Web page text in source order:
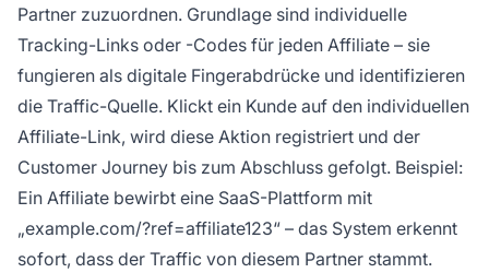
Partner zuzuordnen. Grundlage sind individuelle
Tracking-Links oder -Codes für jeden Affiliate – sie
fungieren als digitale Fingerabdrücke und identifizieren
die Traffic-Quelle. Klickt ein Kunde auf den individuellen
Affiliate-Link, wird diese Aktion registriert und der
Customer Journey bis zum Abschluss gefolgt. Beispiel:
Ein Affiliate bewirbt eine SaaS-Plattform mit
„example.com/?ref=affiliate123“ – das System erkennt
sofort, dass der Traffic von diesem Partner stammt.